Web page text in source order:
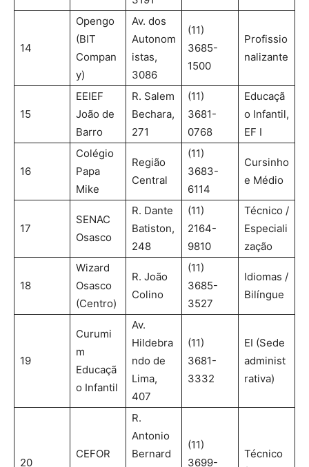
14
Opengo
(BIT
Compan
y)
Av. dos
Autonom
istas,
3086
(11)
3685-
1500
Profissio
nalizante
15
EEIEF
João de
Barro
R. Salem
Bechara,
271
(11)
3681-
0768
Educaçã
o Infantil,
EF I
16
Colégio
Papa
Mike
Região
Central
(11)
3683-
6114
Cursinho
e Médio
17
SENAC
Osasco
R. Dante
Batiston,
248
(11)
2164-
9810
Técnico /
Especiali
zação
18
Wizard
Osasco
(Centro)
R. João
Colino
(11)
3685-
3527
Idiomas /
Bilíngue
19
Curumi
m
Educaçã
o Infantil
Av.
Hildebra
ndo de
Lima,
407
(11)
3681-
3332
EI (Sede
administ
rativa)
20
CEFOR
R.
Antonio
Bernard
(11)
3699-
Técnico